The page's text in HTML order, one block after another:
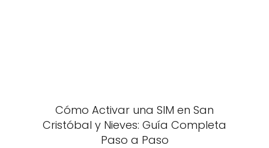
Cómo Activar una SIM en San
Cristóbal y Nieves: Guía Completa
Paso a Paso